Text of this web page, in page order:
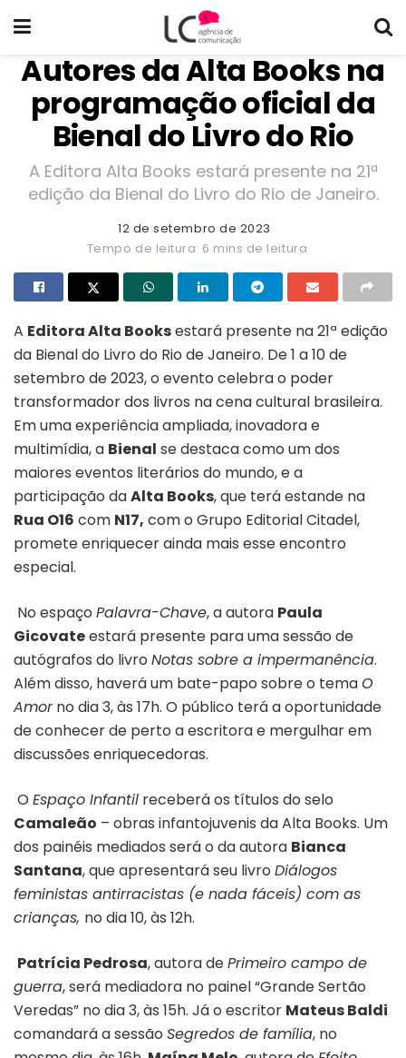
Autores da Alta Books na
programação oficial da
Bienal do Livro do Rio
A Editora Alta Books estará presente na 21ª
edição da Bienal do Livro do Rio de Janeiro.
12 de setembro de 2023
Tempo de leitura: 6 mins de leitura
A Editora Alta Booksestará presente na 21ª edição
da Bienal do Livro do Rio de Janeiro. De 1 a 10 de
setembro de 2023, o evento celebra o poder
transformador dos livros na cena cultural brasileira.
Em uma experiência ampliada, inovadora e
multimídia, a Bienal se destaca como um dos
maiores eventos literários do mundo, e a
participação daAlta Books, que terá estande na
Rua O16 com N17, com o Grupo Editorial Citadel,
promete enriquecer ainda mais esse encontro
especial.
No espaço Palavra-Chave, a autora Paula
Gicovateestará presente para uma sessão de
autógrafos do livro Notas sobre a impermanência.
Além disso, haverá um bate-papo sobre o temaO
Amorno dia 3, às 17h. O público terá a oportunidade
de conhecer de perto a escritora e mergulhar em
discussões enriquecedoras.
O Espaço Infantil receberá os títulos do selo
Camaleão – obras infantojuvenis da Alta Books. Um
dos painéis mediados será o da autora Bianca
Santana, que apresentará seu livro Diálogos
feministas antirracistas (e nada fáceis) com as
crianças, no dia 10, às 12h.
Patrícia Pedrosa, autora dePrimeiro campo de
guerra, será mediadora no painel “Grande Sertão
Veredas” no dia 3, às 15h. Já o escritor Mateus Baldi
comandará a sessão Segredos de família, no